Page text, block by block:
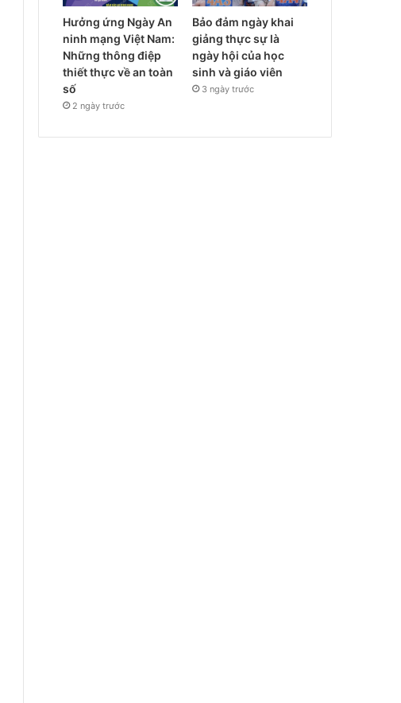
Hưởng ứng Ngày An
ninh mạng Việt Nam:
Những thông điệp
thiết thực về an toàn
số
2 ngày trước
Bảo đảm ngày khai
giảng thực sự là
ngày hội của học
sinh và giáo viên
3 ngày trước